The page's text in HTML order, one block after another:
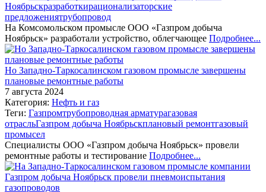
Ноябрьскразработкирационализаторские
предложениятрубопровод
На Комсомольском промысле ООО «Газпром добыча
Ноябрьск» разработали устройство, облегчающее Подробнее...
Но Западно-Таркосалинском газовом промысле завершены
плановые ремонтные работы
7 августа 2024
Категория: Нефть и газ
Теги: Газпромтрубопроводная арматурагазовая
отрасльГазпром добыча Ноябрьскплановый ремонтгазовый
промысел
Специалисты ООО «Газпром добыча Ноябрьск» провели
ремонтные работы и тестирование Подробнее...